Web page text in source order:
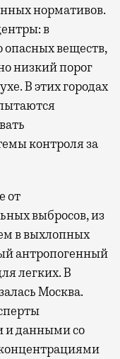
нормативов.
в
веществ,
низкий порог
В этих городах
контроля за
от
выбросов, из
в выхлопных
антропогенный
легких. В
Москва.
и данными со